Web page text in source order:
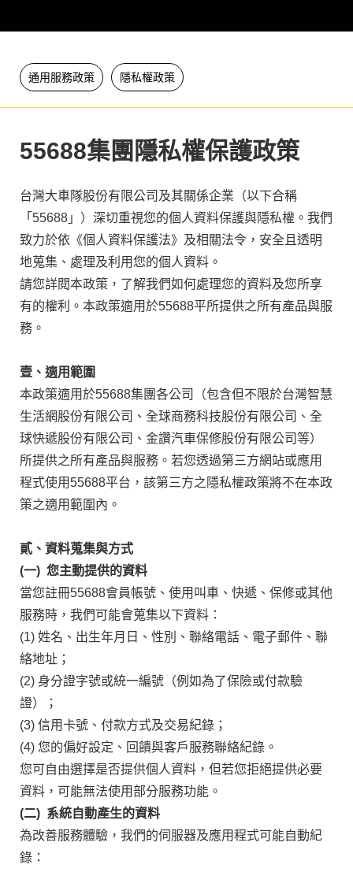
通用服務政策 隱私權政策
55688集團隱私權保護政策
台灣大車隊股份有限公司及其關係企業（以下合稱
「55688」）深切重視您的個人資料保護與隱私權。我們
致力於依《個人資料保護法》及相關法令，安全且透明
地蒐集、處理及利用您的個人資料。
請您詳閱本政策，了解我們如何處理您的資料及您所享
有的權利。本政策適用於55688平所提供之所有產品與服
務。
壹、適用範圍
本政策適用於55688集團各公司（包含但不限於台灣智慧
生活網股份有限公司、全球商務科技股份有限公司、全
球快遞股份有限公司、金讚汽車保修股份有限公司等）
所提供之所有產品與服務。若您透過第三方網站或應用
程式使用55688平台，該第三方之隱私權政策將不在本政
策之適用範圍內。
貳、資料蒐集與方式
(一) 您主動提供的資料
當您註冊55688會員帳號、使用叫車、快遞、保修或其他
服務時，我們可能會蒐集以下資料：
(1) 姓名、出生年月日、性別、聯絡電話、電子郵件、聯
絡地址；
(2) 身分證字號或統一編號（例如為了保險或付款驗
證）；
(3) 信用卡號、付款方式及交易紀錄；
(4) 您的偏好設定、回饋與客戶服務聯絡紀錄。
您可自由選擇是否提供個人資料，但若您拒絕提供必要
資料，可能無法使用部分服務功能。
(二) 系統自動產生的資料
為改善服務體驗，我們的伺服器及應用程式可能自動紀
錄：